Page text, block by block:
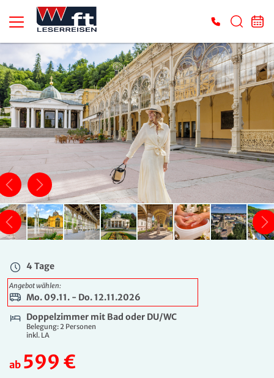
4 Tage
Angebot wählen:
Mo. 09.11. - Do. 12.11.2026
Doppelzimmer mit Bad oder DU/WC
Belegung: 2 Personen
inkl. LA
ab 599 €
4 Tage
Mo. 09.11. - Do. 12.11.2026
Doppelzimmer mit Bad oder DU/WC
Belegung: 2 Personen
inkl. LA
ab599 €
ZUR BUCHUNG
4 Tage
Mo. 09.11. - Do. 12.11.2026
Einzelzimmer mit Bad oder DU/WC
ZUR BUCHUNG
4 Tage
Mo. 09.11. - Do. 12.11.2026